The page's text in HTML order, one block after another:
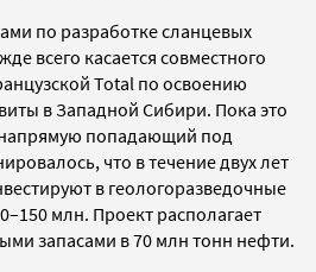
по разработке сланцевых
всего касается совместного
Total по освоению
в Западной Сибири. Пока это
попадающий под
что в течение двух лет
в геологоразведочные
–150 млн. Проект располагает
запасами в 70 млн тонн нефти.